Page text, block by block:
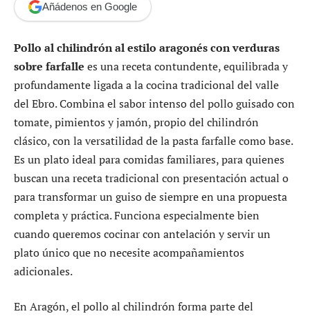
Añádenos en Google
Pollo al chilindrón al estilo aragonés con verduras
sobre farfalle es una receta contundente, equilibrada y
profundamente ligada a la cocina tradicional del valle
del Ebro. Combina el sabor intenso del pollo guisado con
tomate, pimientos y jamón, propio del chilindrón
clásico, con la versatilidad de la pasta farfalle como base.
Es un plato ideal para comidas familiares, para quienes
buscan una receta tradicional con presentación actual o
para transformar un guiso de siempre en una propuesta
completa y práctica. Funciona especialmente bien
cuando queremos cocinar con antelación y servir un
plato único que no necesite acompañamientos
adicionales.
En Aragón, el pollo al chilindrón forma parte del